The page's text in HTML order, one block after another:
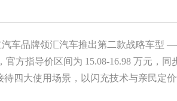
汽车品牌领汇汽车推出第二款战略车型
方指导价区间为 15.08-16.98 万元，同
四大使用场景，以闪充技术与亲民定